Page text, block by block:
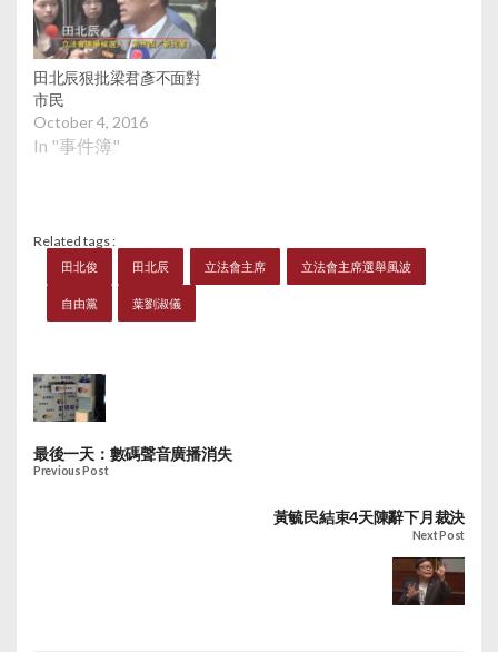
田北辰狠批梁君彥不面對
市民
October 4, 2016
In "事件簿"
Related tags :
田北俊 田北辰 立法會主席 立法會主席選舉風波
自由黨 葉劉淑儀
最後一天：數碼聲音廣播消失
Previous Post
黃毓民結束4天陳辭下月裁決
Next Post